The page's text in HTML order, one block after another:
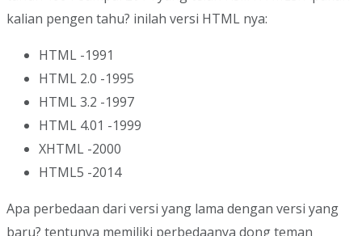
kalian pengen tahu? inilah versi HTML nya:
HTML -1991
HTML 2.0 -1995
HTML 3.2 -1997
HTML 4.01 -1999
XHTML -2000
HTML5 -2014
Apa perbedaan dari versi yang lama dengan versi yang
baru? tentunya memiliki perbedaanya dong teman